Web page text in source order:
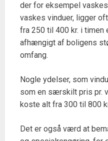
der for eksempel
vaskes vinduer, ligger
fra 250 til 400 kr. i
afhængigt af boligens
omfang.
Nogle ydelser, som
som en særskilt pris pr.
koste alt fra 300 til 800
Det er også værd at